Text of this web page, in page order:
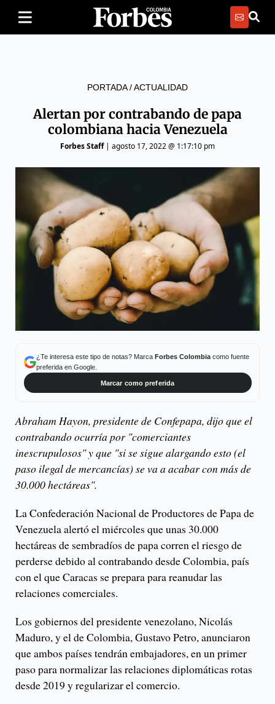
PORTADA/ACTUALIDAD
Alertan por contrabando de papa
colombiana hacia Venezuela
Forbes Staff| agosto 17, 2022 @ 1:17:10 pm
¿Te interesa este tipo de notas? Marca Forbes Colombiacomo fuente
preferida en Google.
Marcar como preferida
Abraham Hayon, presidente de Confepapa, dijo que el
contrabando ocurría por "comerciantes
inescrupulosos" y que "si se sigue alargando esto (el
paso ilegal de mercancías) se va a acabar con más de
30.000 hectáreas".
La Confederación Nacional de Productores de Papa de
Venezuela alertó el miércoles que unas 30.000
hectáreas de sembradíos de papa corren el riesgo de
perderse debido al contrabando desde Colombia, país
con el que Caracas se prepara para reanudar las
relaciones comerciales.
Los gobiernos del presidente venezolano, Nicolás
Maduro, y el de Colombia, Gustavo Petro, anunciaron
que ambos países tendrán embajadores, en un primer
paso para normalizar las relaciones diplomáticas rotas
desde 2019 y regularizar el comercio.